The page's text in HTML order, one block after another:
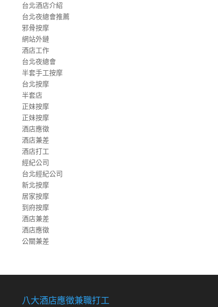
台北酒店介紹
台北夜總會推薦
邪骨按摩
網站外鏈
酒店工作
台北夜總會
半套手工按摩
台北按摩
半套店
正妹按摩
正妹按摩
酒店應徵
酒店兼差
酒店打工
經紀公司
台北經紀公司
新北按摩
居家按摩
到府按摩
酒店兼差
酒店應徵
公關兼差
八大酒店應徵兼職打工